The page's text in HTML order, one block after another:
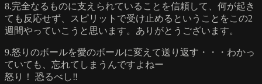
8.完全なるものに支えられていることを信頼して、何が起き
ても反応せず、スピリットで受け止めるということをこの2
週間やっていこうと思います。ありがとうございます。
9.怒りのボールを愛のボールに変えて送り返す・・・わかっ
ていても、忘れてしまうんですよねー
怒り！ 恐るべし‼︎